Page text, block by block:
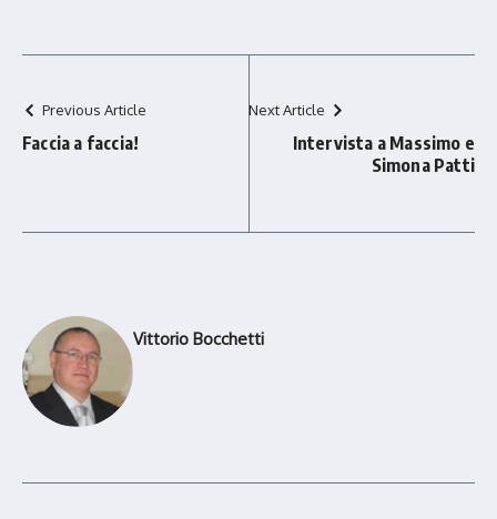
Previous Article
Faccia a faccia!
Next Article
Intervista a Massimo e
Simona Patti
Vittorio Bocchetti